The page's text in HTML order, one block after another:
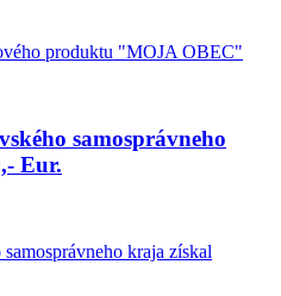
produktu "MOJA OBEC"
samosprávneho
Eur.
kraja získal